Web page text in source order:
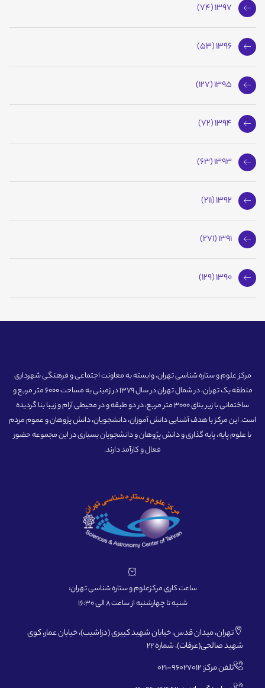
1397 (74)
1396 (53)
1395 (127)
1394 (72)
1393 (63)
1392 (211)
1391 (271)
1390 (129)
مرکز علوم و ستاره شناسی تهران، وابسته به معاونت اجتماعی و فرهنگی شهرداری
منطقه یک تهران، در شمال تهران در سال 1379 در زمینی به مساحت 6000 متر مربع و
ساختمانی با زیر بنای 3000 متر مربع، در دو طبقه و در محیطی آرام و زیبا بنا گردیده
است. این مرکز با هدف آشنایی دانش آموزان، دانشجویان، دانش پژوهان و عموم مردم
با علوم پایه، پایه گذاری و دانش پژوهان و دانشجویان بسیاری در این مجموعه حضور
فعال و کارآمد دارند.
ساعت کاری مرکزعلوم و ستاره شناسی تهران:
شنبه تا چهارشنبه از ساعت 8 الی 16:30
تهران، میدان قدس، خیابان شهید کبیری (دزاشیب)، خیابان عمار، کوی
شهید صالحی(عرفات)، شماره 22
تلفن مرکز: 96027012-021